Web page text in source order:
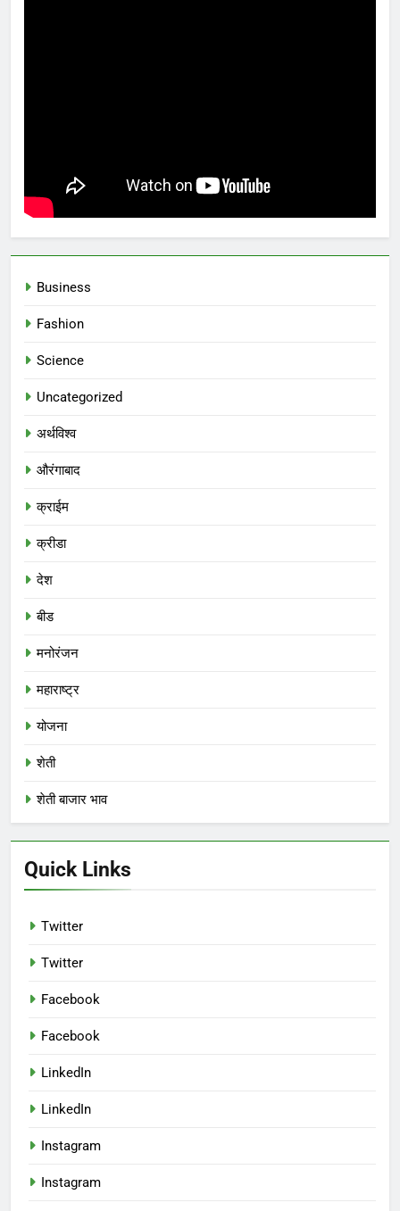
Business
Fashion
Science
Uncategorized
अर्थविश्व
औरंगाबाद
क्राईम
क्रीडा
देश
बीड
मनोरंजन
महाराष्ट्र
योजना
शेती
शेती बाजार भाव
Quick Links
Twitter
Twitter
Facebook
Facebook
LinkedIn
LinkedIn
Instagram
Instagram